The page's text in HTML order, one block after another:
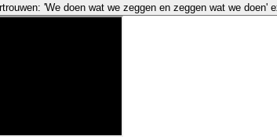
'We doen wat we zeggen en zeggen wat we doen'